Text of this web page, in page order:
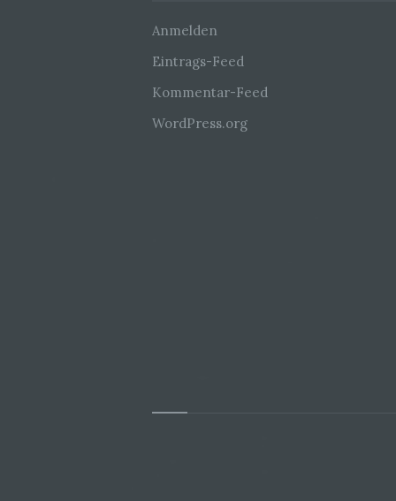
Anmelden
Eintrags-Feed
Kommentar-Feed
WordPress.org